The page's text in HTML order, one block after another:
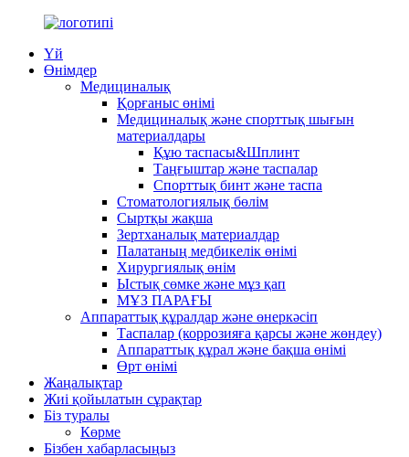
Үй
Өнімдер
Медициналық
Қорғаныс өнімі
Медициналық және спорттық шығын
материалдары
Құю таспасы&Шплинт
Таңғыштар және таспалар
Спорттық бинт және таспа
Стоматологиялық бөлім
Сыртқы жақша
Зертханалық материалдар
Палатаның медбикелік өнімі
Хирургиялық өнім
Ыстық сөмке және мұз қап
МҰЗ ПАРАҒЫ
Аппараттық құралдар және өнеркәсіп
Таспалар (коррозияға қарсы және жөндеу)
Аппараттық құрал және бақша өнімі
Өрт өнімі
Жаңалықтар
Жиі қойылатын сұрақтар
Біз туралы
Көрме
Бізбен хабарласыңыз